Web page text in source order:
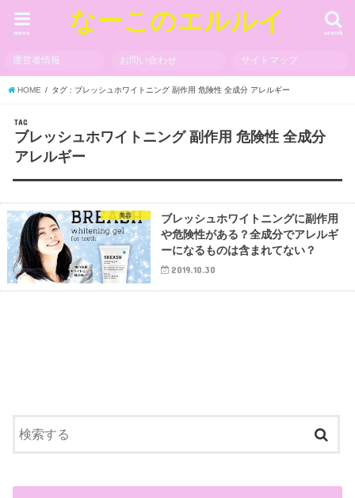
なーこのエルルイ search
menu
運営者情報 お問い合わせ サイトマップ
HOME タグ : ブレッシュホワイトニング 副作用 危険性 全成分 アレルギー
TAG
ブレッシュホワイトニング 副作用 危険性 全成分
アレルギー
美容
ブレッシュホワイトニングに副作用
や危険性がある？全成分でアレルギ
ーになるものは含まれてない？
2019.10.30